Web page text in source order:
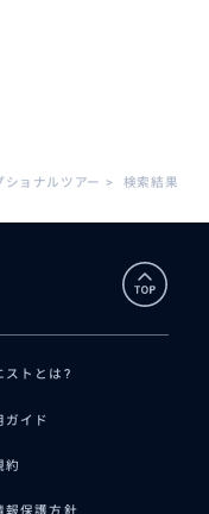
ョナルツアー > 検索結果
ストとは?
ガイド
約